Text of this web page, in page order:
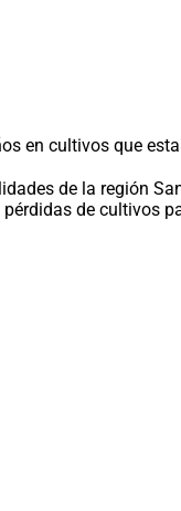
en cultivos que
de la región
de cultivos